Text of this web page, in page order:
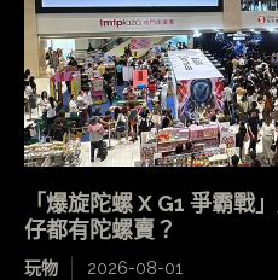
「爆旋陀螺 X G1 爭霸
仔都有陀螺賣？
玩物 2026-08-01